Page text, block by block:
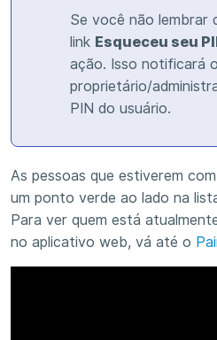
Se você não lembrar
link Esqueceu seu
ação. Isso notificará o
proprietário/
PIN do usuário.
As pessoas que estiverem
um ponto verde ao lado na
Para ver quem está
no aplicativo web, vá até o